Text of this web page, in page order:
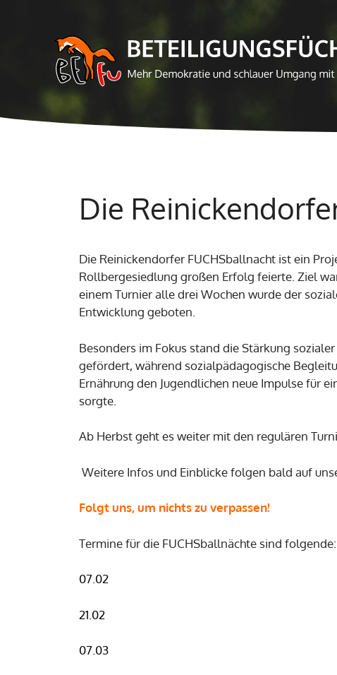
Die
Die Reinickendorfer FUCHSballnacht ist ein
Rollbergesiedlung großen Erfolg feierte. Ziel
einem Turnier alle drei Wochen wurde der
Entwicklung geboten.
Besonders im Fokus stand die Stärkung
gefördert, während sozialpädagogische
Ernährung den Jugendlichen neue Impulse für
sorgte.
Ab Herbst geht es weiter mit den regulären
Weitere Infos und Einblicke folgen bald auf
Folgt uns, um nichts zu verpassen!
Termine für die FUCHSballnächte sind folgende:
07.02
21.02
07.03